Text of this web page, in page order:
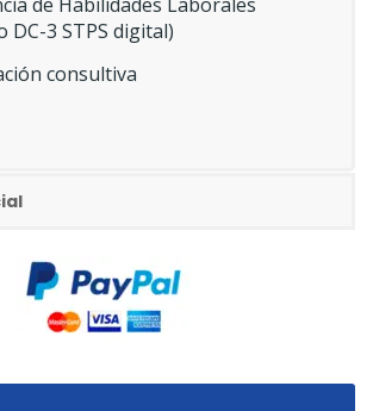
DC-3 STPS digital)
consultiva